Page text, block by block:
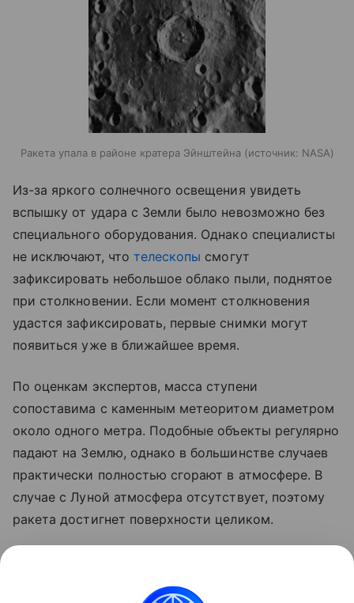
Ракета упала в районе кратера Эйнштейна источник: NASA
Из-за яркого солнечного освещения увидеть
вспышку от удара с Земли было невозможно без
специального оборудования. Однако специалисты
не исключают, что телескопы смогут
зафиксировать небольшое облако пыли, поднятое
при столкновении. Если момент столкновения
удастся зафиксировать, первые снимки могут
появиться уже в ближайшее время.
По оценкам экспертов, масса ступени
сопоставима с каменным метеоритом диаметром
около одного метра. Подобные объекты регулярно
падают на Землю, однако в большинстве случаев
практически полностью сгорают в атмосфере. В
случае с Луной атмосфера отсутствует, поэтому
ракета достигнет поверхности целиком.
об атмосфере древней Земли.